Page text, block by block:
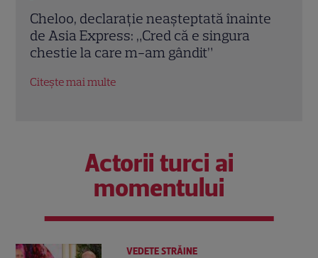
Echipa roșie a câștigat la Poftiți pe la noi!
Ce provocări le pregătește Nea Mărin
concurenților diseară
Citește mai multe
Actorii turci ai
momentului
VEDETE STRĂINE